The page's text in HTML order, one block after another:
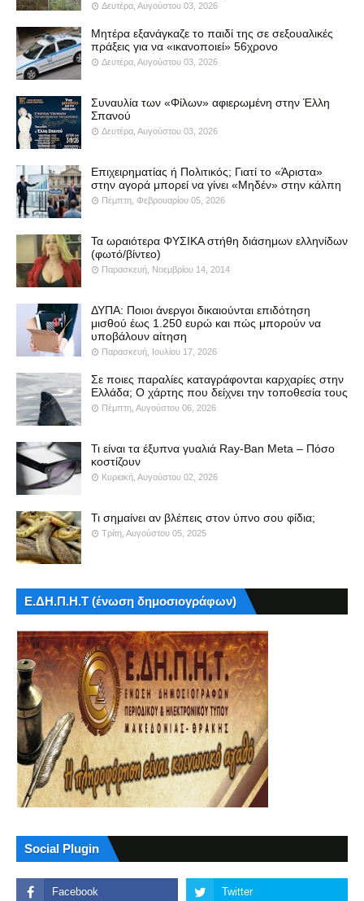
Δευτέρα, Αυγούστου 03, 2026
Μητέρα εξανάγκαζε το παιδί της σε σεξουαλικές
πράξεις για να «ικανοποιεί» 56χρονο
Δευτέρα, Αυγούστου 03, 2026
Συναυλία των «Φίλων» αφιερωμένη στην Έλλη
Σπανού
Δευτέρα, Αυγούστου 03, 2026
Επιχειρηματίας ή Πολιτικός; Γιατί το «Άριστα»
στην αγορά μπορεί να γίνει «Μηδέν» στην κάλπη
Πέμπτη, Φεβρουαρίου 05, 2026
Τα ωραιότερα ΦΥΣΙΚΑ στήθη διάσημων ελληνίδων
(φωτό/βίντεο)
Παρασκευή, Νοεμβρίου 14, 2014
ΔΥΠΑ: Ποιοι άνεργοι δικαιούνται επιδότηση
μισθού έως 1.250 ευρώ και πώς μπορούν να
υποβάλουν αίτηση
Παρασκευή, Ιουλίου 17, 2026
Σε ποιες παραλίες καταγράφονται καρχαρίες στην
Ελλάδα; Ο χάρτης που δείχνει την τοποθεσία τους
Πέμπτη, Αυγούστου 06, 2026
Τι είναι τα έξυπνα γυαλιά Ray-Ban Meta – Πόσο
κοστίζουν
Κυριακή, Αυγούστου 02, 2026
Τι σημαίνει αν βλέπεις στον ύπνο σου φίδια;
Τρίτη, Αυγούστου 05, 2025
Ε.ΔΗ.Π.Η.Τ (ένωση δημοσιογράφων)
Social Plugin